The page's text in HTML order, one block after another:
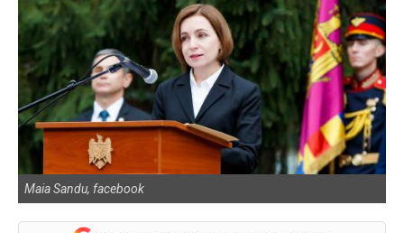
Maia Sandu, facebook